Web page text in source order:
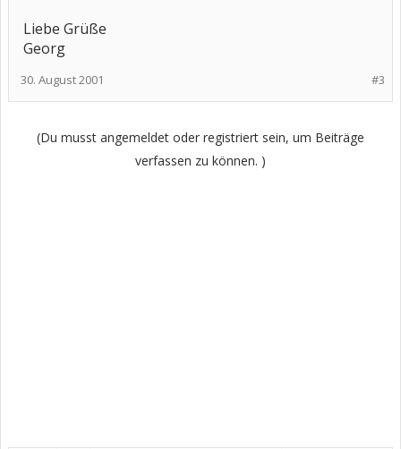
Liebe Grüße
Georg
#3
30. August 2001
(Du musst angemeldet oder registriert sein, um Beiträge
verfassen zu können. )